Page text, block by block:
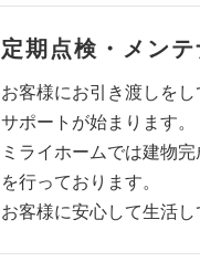
定期点検・メンテ
お客様にお引き渡しを
サポートが始まります。
ミライホームでは建物
を行っております。
お客様に安心して生活